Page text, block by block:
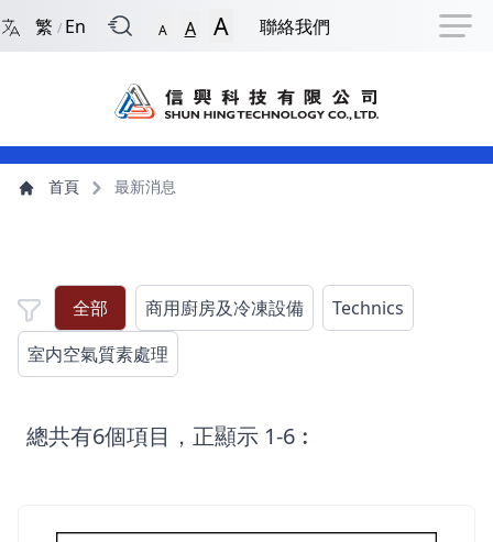
跳到捷徑選項 跳到主導航選單 跳到頁尾
繁 / En A A A 聯絡我們
主導航選單
主內容 首頁 最新消息
全部 商用廚房及冷凍設備
Technics
室内空氣質素處理
總共有6個項目，正顯示 1-6︰